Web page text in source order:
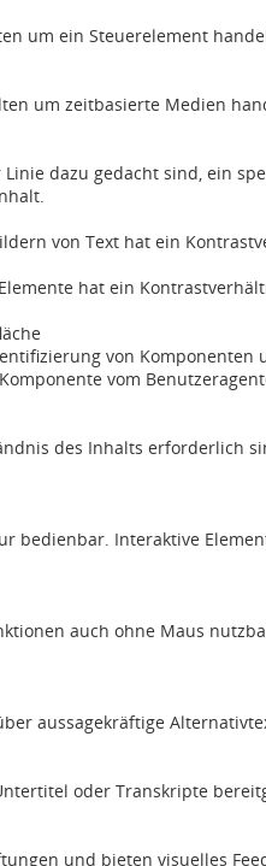
um ein Steuerelement
um zeitbasierte Medien
dazu gedacht sind, ein
von Text hat ein
hat ein
von
vom
des Inhalts erforderlich
bedienbar. Interaktive
auch ohne Maus
aussagekräftige
oder Transkripte
und bieten visuelles